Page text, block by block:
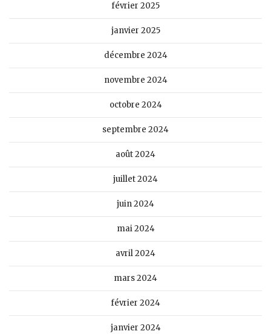
février 2025
janvier 2025
décembre 2024
novembre 2024
octobre 2024
septembre 2024
août 2024
juillet 2024
juin 2024
mai 2024
avril 2024
mars 2024
février 2024
janvier 2024